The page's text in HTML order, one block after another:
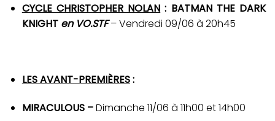
CYCLE CHRISTOPHER NOLAN : BATMAN THE DARK
KNIGHT en VO.STF– Vendredi 09/06 à 20h45
LES AVANT-PREMIÈRES:
MIRACULOUS –Dimanche 11/06 à 11h00 et 14h00